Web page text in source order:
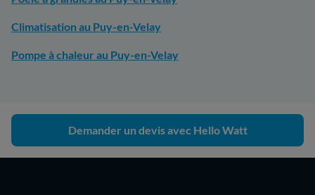
Climatisation au Puy-en-Velay
Pompe à chaleur au Puy-en-Velay
Demander un devis avec Hello Watt